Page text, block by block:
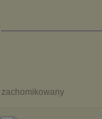
zachomikowany